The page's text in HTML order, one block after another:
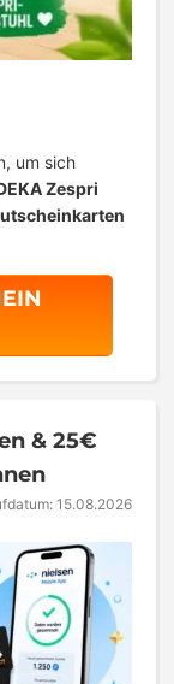
um sich
Zespri
& 25€
15.08.2026